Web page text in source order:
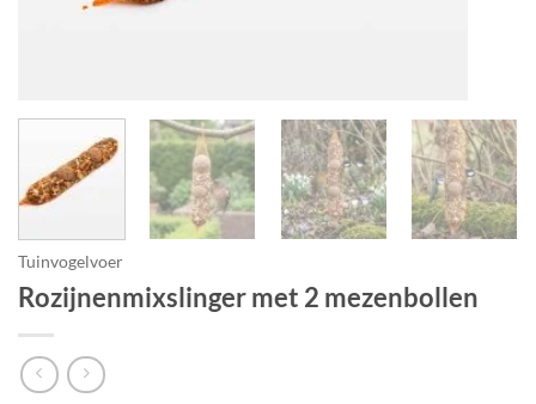
Tuinvogelvoer
Rozijnenmixslinger met 2 mezenbollen